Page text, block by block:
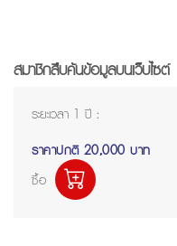
สมาชิกสืบค้นข้อมูลบนเว็บไซต์
ระยะเวลา 1 ปี :
ราคาปกติ 20,000 บาท
ซื้อ